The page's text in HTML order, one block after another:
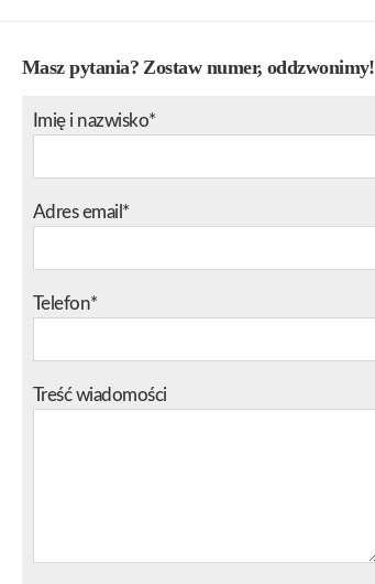
Masz pytania? Zostaw numer, oddzwonimy!
Imię i nazwisko*
Adres email*
Telefon*
Treść wiadomości